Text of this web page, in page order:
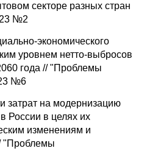
секторе разных стран
№2
экономического
уровнем нетто-выбросов
года // "Проблемы
№6
затрат на модернизацию
России в целях их
изменениям и
"Проблемы